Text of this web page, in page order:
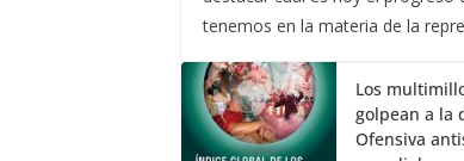
tenemos en la materia de la
Los
golpean a la
Ofensiva